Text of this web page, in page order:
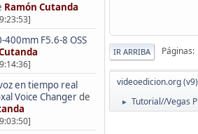
Ramón Cutanda
400mm F5.6-8 OSS
en tiempo real
Voice Changerde
IR ARRIBA Páginas
videoedicion.org (v9)
► Tutorial//Vegas